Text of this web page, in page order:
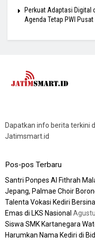
Perkuat Adaptasi Digital
Agenda Tetap PWI Pusat
Dapatkan info berita terkini
Jatimsmart.id
Pos-pos Terbaru
Santri Ponpes Al Fithrah
Jepang, Palmae Choir
Talenta Vokasi Kediri
Emas di LKS Nasional
Siswa SMK Kartanegara
Harumkan Nama Kediri di